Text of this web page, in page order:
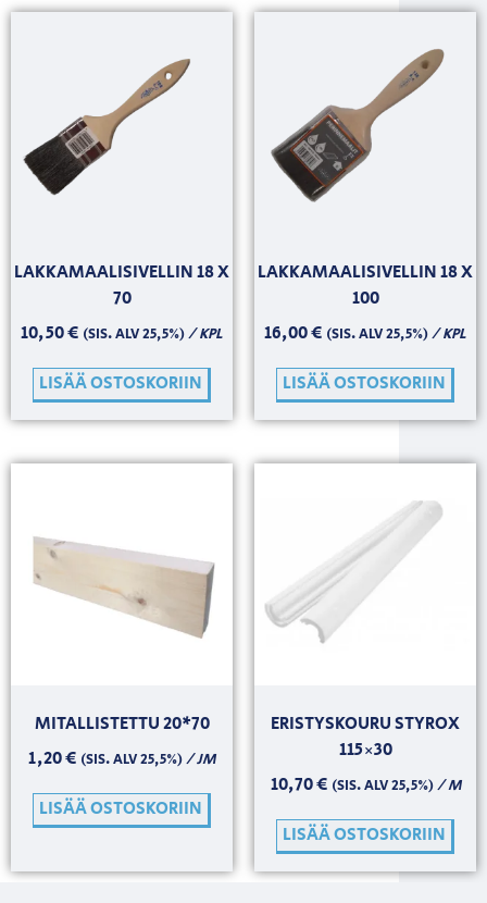
LAKKAMAALISIVELLIN 18 X
70
10,50€ (SIS. ALV 25,5%)/ KPL
LISÄÄ OSTOSKORIIN
LAKKAMAALISIVELLIN 18 X
100
16,00€ (SIS. ALV 25,5%)/ KPL
LISÄÄ OSTOSKORIIN
MITALLISTETTU 20*70
1,20€ (SIS. ALV 25,5%)/ JM
LISÄÄ OSTOSKORIIN
ERISTYSKOURU STYROX
115×30
10,70€ (SIS. ALV 25,5%)/ M
LISÄÄ OSTOSKORIIN